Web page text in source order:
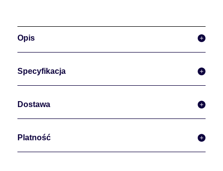
Opis
Specyfikacja
Dostawa
Platność